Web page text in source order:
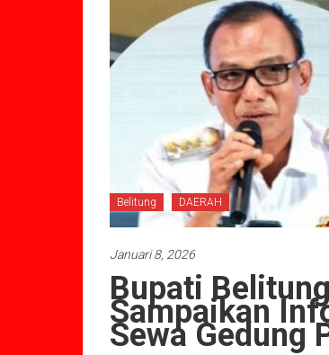
Belitung DAERAH
Januari 8, 2026
Bupati
Sampaikan
Sewa Gedung